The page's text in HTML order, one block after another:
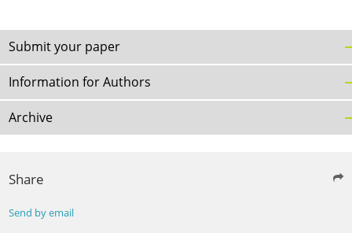
Submit your paper
Information for Authors
Archive
Share
Send by email